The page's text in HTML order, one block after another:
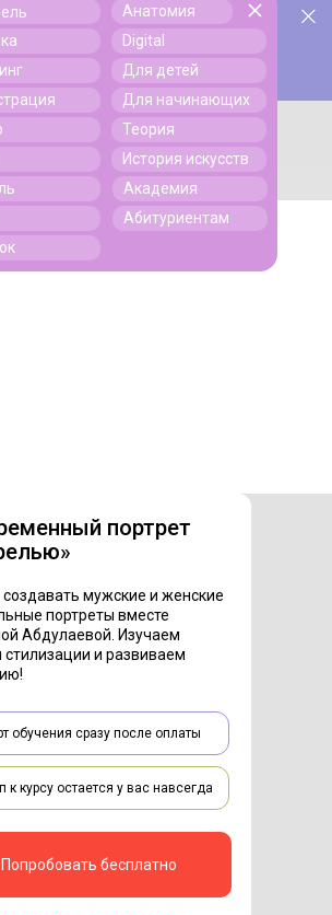
Поиск
Поиск
Анатомия
Digital
Для детей
Для начинающих
Теория
История искусств
Академия
Абитуриентам
портрет
»
мужские и женские
портреты вместе
Абдулаевой. Изучаем
и развиваем
Попробовать бесплатно
к курсу остается у вас навсегда
обучения сразу после оплаты